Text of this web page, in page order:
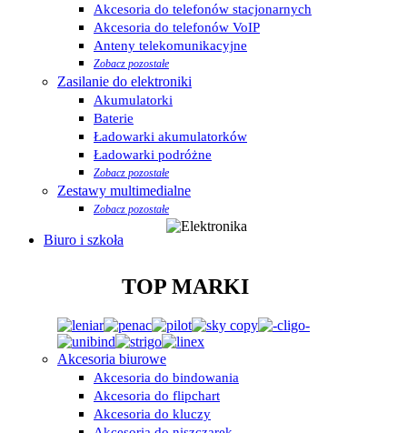
Akcesoria do telefonów stacjonarnych
Akcesoria do telefonów VoIP
Anteny telekomunikacyjne
Zobacz pozostałe
Zasilanie do elektroniki
Akumulatorki
Baterie
Ładowarki akumulatorków
Ładowarki podróżne
Zobacz pozostałe
Zestawy multimedialne
Zobacz pozostałe
Biuro i szkoła
TOP MARKI
Akcesoria biurowe
Akcesoria do bindowania
Akcesoria do flipchart
Akcesoria do kluczy